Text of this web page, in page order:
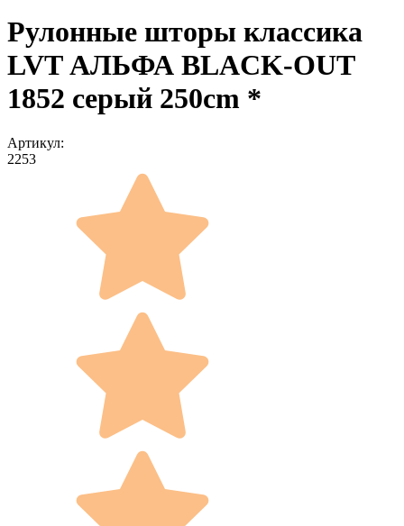
Рулонные шторы классика
LVT АЛЬФА BLACK-OUT
1852 серый 250cm *
Артикул:
2253